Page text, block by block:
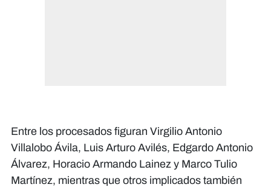
Entre los procesados figuran Virgilio Antonio
Villalobo Ávila, Luis Arturo Avilés, Edgardo Antonio
Álvarez, Horacio Armando Lainez y Marco Tulio
Martínez, mientras que otros implicados también